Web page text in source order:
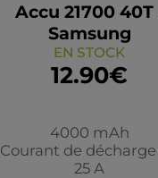
Accu 21700 40T
Samsung
EN STOCK
12.90€
4000 mAh
Courant de
25 A